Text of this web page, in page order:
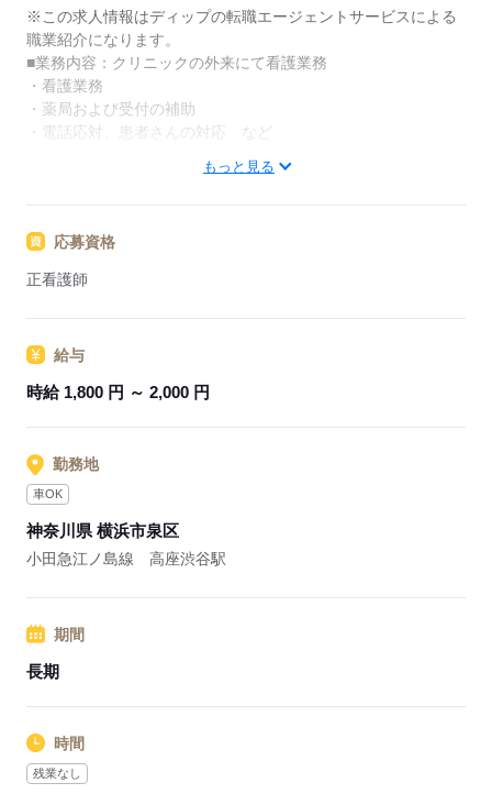
介。
履歴書作成のアドバイスや面接日の調整だけでなく、
お給料、お休み、入職時期の交渉もサポートします。
【もちろん無料】
費用は一切かかりません。
※この求人情報はディップの転職エージェントサービスによる
職業紹介になります。
■業務内容：クリニックの外来にて看護業務
・看護業務
・薬局および受付の補助
・電話応対、患者さんの対応 など
（1）最寄り駅から徒歩圏内＆駐車場あり
（2）木曜日、祝日固定休み
日曜日午後も休診により休みです！
すいです
小児医療全般を中心に赤ちゃんから大人まで、親切に診察す
ることを心掛けていらっしゃいます
もっと見る
応募資格
正看護師
給与
時給 1,800 円 ～ 2,000 円
勤務地
車OK
神奈川県 横浜市泉区
小田急江ノ島線 高座渋谷駅
期間
長期
時間
残業なし